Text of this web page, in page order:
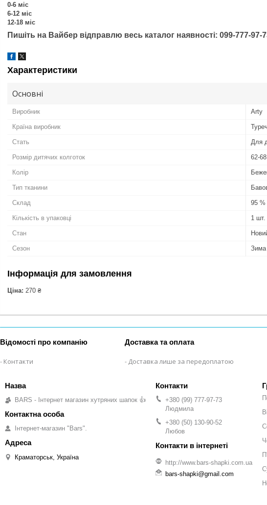
0-6 міс
6-12 міс
12-18 міс
Пишіть на Вайбер відправлю весь каталог наявності: 099-777-
Характеристики
Основні
Виробник Arty
Країна виробник
Стать Для
Розмір дитячих колготок 62-
Колір
Тип тканини
Склад 95 %
Кількість в упаковці 1 шт.
Стан
Сезон Зима
Інформація для замовлення
Ціна: 270 ₴
Відомості про компанію
Контакти
Доставка та оплата
Доставка лише за передоплатою
BARS - Інтернет магазин хутряних шапок 👍
Інтернет-магазин "Bars".
Краматорськ, Україна
+380 (99) 777-97-73
Людмила
+380 (50) 130-90-52
Любов
http://www.bars-shapki.com.ua
bars-shapki@gmail.com